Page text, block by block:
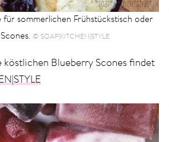
für sommerlichen Frühstückstisch oder
© SOAP|KITCHEN|STYLE
köstlichen Blueberry Scones findet